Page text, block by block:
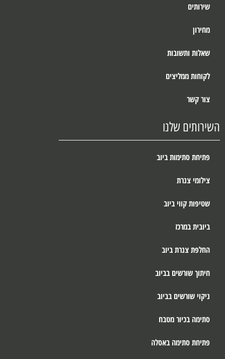
שירותים
מחירון
שאלות ותשובות
לקוחות ממליצים
צור קשר
השירותים שלנו
פתיחת סתימות ביוב
צילומי צנרת
שטיפות קווי ביוב
ביובית במרכז
החלפת צנרת ביוב
חיתוך שורשים בביוב
ניקוי שורשים בביוב
סתימה בכיור מטבח
פתיחת סתימה באסלה